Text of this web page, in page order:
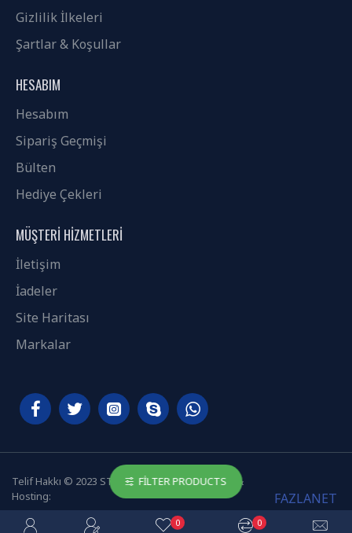
Gizlilik İlkeleri
Şartlar & Koşullar
HESABIM
Hesabım
Sipariş Geçmişi
Bülten
Hediye Çekleri
MÜŞTERI HIZMETLERI
İletişim
İadeler
Site Haritası
Markalar
Telif Hakkı © 2023 STB TİCARET - Web Tasarım &
Hosting:
FAZLANET
0 0
FILTER PRODUCTS